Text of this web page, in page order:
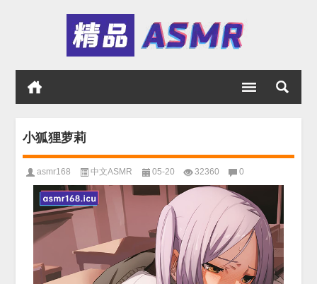
小狐狸萝莉
asmr168 中文ASMR 05-20 32360 0